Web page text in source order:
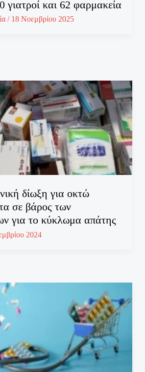
γιατροί και 62 φαρμακεία
/ 18 Νοεμβρίου 2025
δίωξη για οκτώ
σε βάρος των
για το κύκλωμα απάτης
2024